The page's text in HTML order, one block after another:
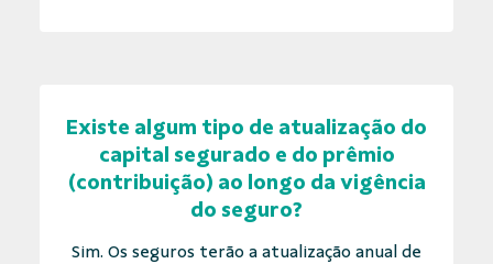
Existe algum tipo de atualização do
capital segurado e do prêmio
(contribuição) ao longo da vigência
do seguro?
Sim. Os seguros terão a atualização anual de